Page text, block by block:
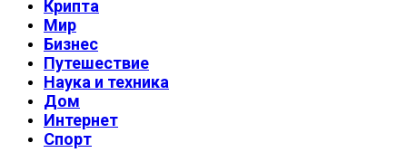
Крипта
Мир
Бизнес
Путешествие
Наука и техника
Дом
Интернет
Спорт